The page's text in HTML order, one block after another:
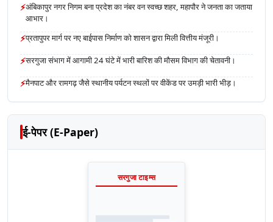
⚡अंबिकापुर नगर निगम बना प्रदेश का नंबर वन स्वच्छ शहर, महापौर ने जनता का जताया
आभार।
⚡प्रतापुपर मार्ग पर नए बाईपास निर्माण को शासन द्वारा मिली वित्तीय मंजूरी।
⚡सरगुजा संभाग में आगामी 24 घंटे में भारी बारिश की मौसम विभाग की चेतावनी।
⚡मैनपाट और रामगढ़ जैसे स्थानीय पर्यटन स्थलों पर वीकेंड पर उमड़ी भारी भीड़।
ई-पेपर (E-Paper)
सरगुजा टाइम्स